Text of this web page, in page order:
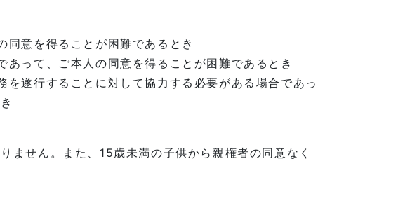
同意を得ることが困難であるとき
あって、ご本人の同意を得ることが困難であるとき
遂行することに対して協力する必要がある場合であっ
ません。また、15歳未満の子供から親権者の同意なく